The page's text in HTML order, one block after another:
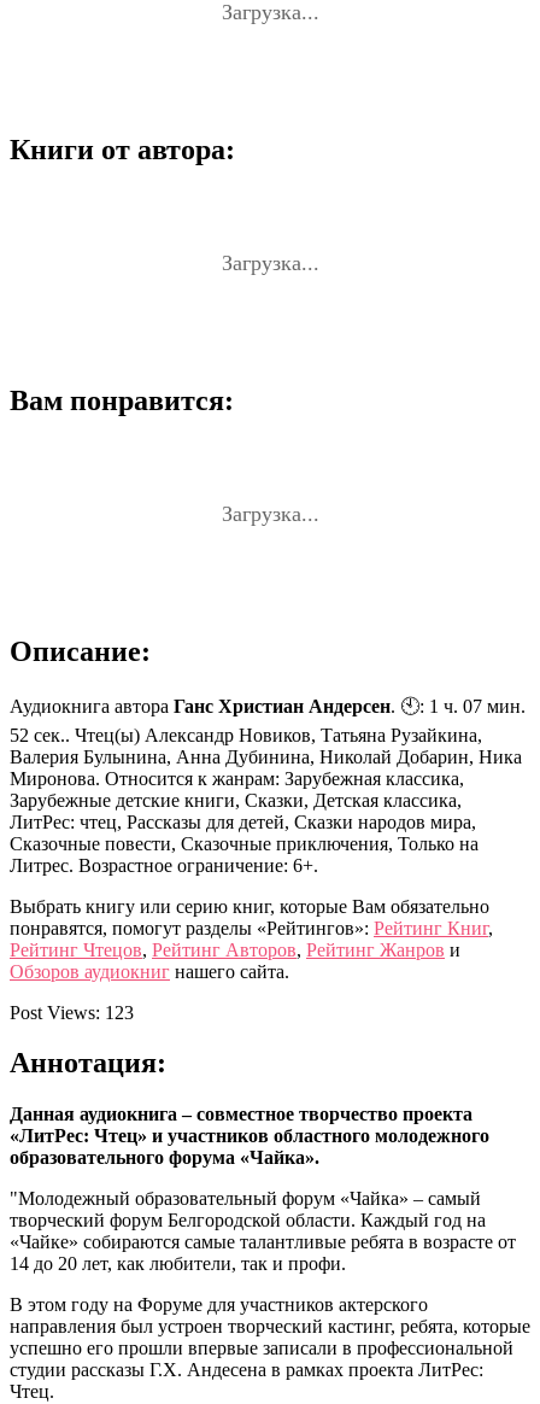
Загрузка...
Книги от автора:
Загрузка...
Вам понравится:
Загрузка...
Описание:
Аудиокнига автора Ганс Христиан Андерсен. 🕙: 1 ч. 07 мин.
52 сек.. Чтец(ы) Александр Новиков, Татьяна Рузайкина,
Валерия Булынина, Анна Дубинина, Николай Добарин, Ника
Миронова. Относится к жанрам: Зарубежная классика,
Зарубежные детские книги, Сказки, Детская классика,
ЛитРес: чтец, Рассказы для детей, Сказки народов мира,
Сказочные повести, Сказочные приключения, Только на
Литрес. Возрастное ограничение: 6+.
Выбрать книгу или серию книг, которые Вам обязательно
понравятся, помогут разделы «Рейтингов»: Рейтинг Книг,
Рейтинг Чтецов, Рейтинг Авторов, Рейтинг Жанров и
Обзоров аудиокниг нашего сайта.
Post Views: 123
Аннотация:
Данная аудиокнига – совместное творчество проекта
«ЛитРес: Чтец» и участников областного молодежного
образовательного форума «Чайка».
"Молодежный образовательный форум «Чайка» – самый
творческий форум Белгородской области. Каждый год на
«Чайке» собираются самые талантливые ребята в возрасте от
14 до 20 лет, как любители, так и профи.
В этом году на Форуме для участников актерского
направления был устроен творческий кастинг, ребята, которые
успешно его прошли впервые записали в профессиональной
студии рассказы Г.Х. Андесена в рамках проекта ЛитРес:
Чтец.